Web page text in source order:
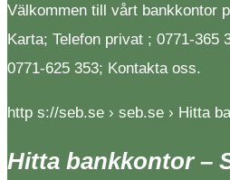
Välkommen till vårt bankkontor
Karta; Telefon privat ; 0771-365
0771-625 353; Kontakta oss.
http s://seb.se › seb.se › Hitta
Hitta bankkontor –